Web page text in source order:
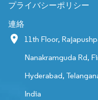
プライバシーポリシー
連絡
11th Floor,
Nanakramguda Rd,
Hyderabad,
India